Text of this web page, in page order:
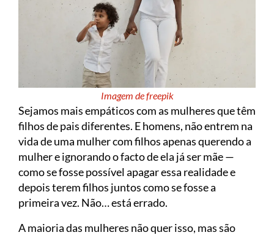
Imagem de freepik
Sejamos mais empáticos com as mulheres que têm
filhos de pais diferentes. E homens, não entrem na
vida de uma mulher com filhos apenas querendo a
mulher e ignorando o facto de ela já ser mãe —
como se fosse possível apagar essa realidade e
depois terem filhos juntos como se fosse a
primeira vez. Não… está errado.
A maioria das mulheres não quer isso, mas são